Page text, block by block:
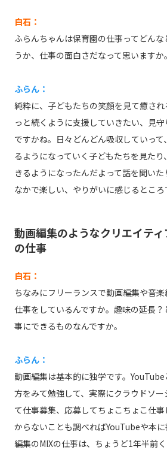
白石：
ふらんちゃんは保育園の仕事ってどん
うか、仕事の面白さだなって思いますか。
ふらん：
純粋に、子どもたちの笑顔を見て癒さ
っと続くように支援していきたい、見
ですかね。日々どんどん吸収していっ
るようになっていく子どもたちを見た
きるようになったんだよって話を聞い
なかで楽しい、やりがいに感じるところ
動画編集のようなクリエイテ
の仕事
白石：
ちなみにフリーランスで動画編集や音
仕事をしているんですか。趣味の延長
事にできるものなんですか。
ふらん：
動画編集は基本的に独学です。
方をみて勉強して、実際にクラウドソ
て仕事募集、応募してちょこちょこ仕
からないことも調べればYouTubeや本
編集のMIXの仕事は、ちょうど1年半前